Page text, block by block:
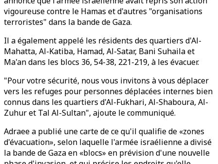
vigoureuse contre le Hamas et d'autres "organisations
terroristes" dans la bande de Gaza.
Il a également appelé les résidents des quartiers d'Al-
Mahatta, Al-Katiba, Hamad, Al-Satar, Bani Suhaila et
Ma'an dans les blocs 36, 54-38, 221-219, à les évacuer.
"Pour votre sécurité, nous vous invitons à vous déplacer
vers les refuges pour personnes déplacées internes bien
connus dans les quartiers d'Al-Fukhari, Al-Shaboura, Al-
Zuhur et Tal Al-Sultan", ajoute le communiqué.
Adraee a publié une carte de ce qu'il qualifie de «zones
d'évacuation», selon laquelle l'armée israélienne a divisé
la bande de Gaza en «blocs» en prévision d'une nouvelle